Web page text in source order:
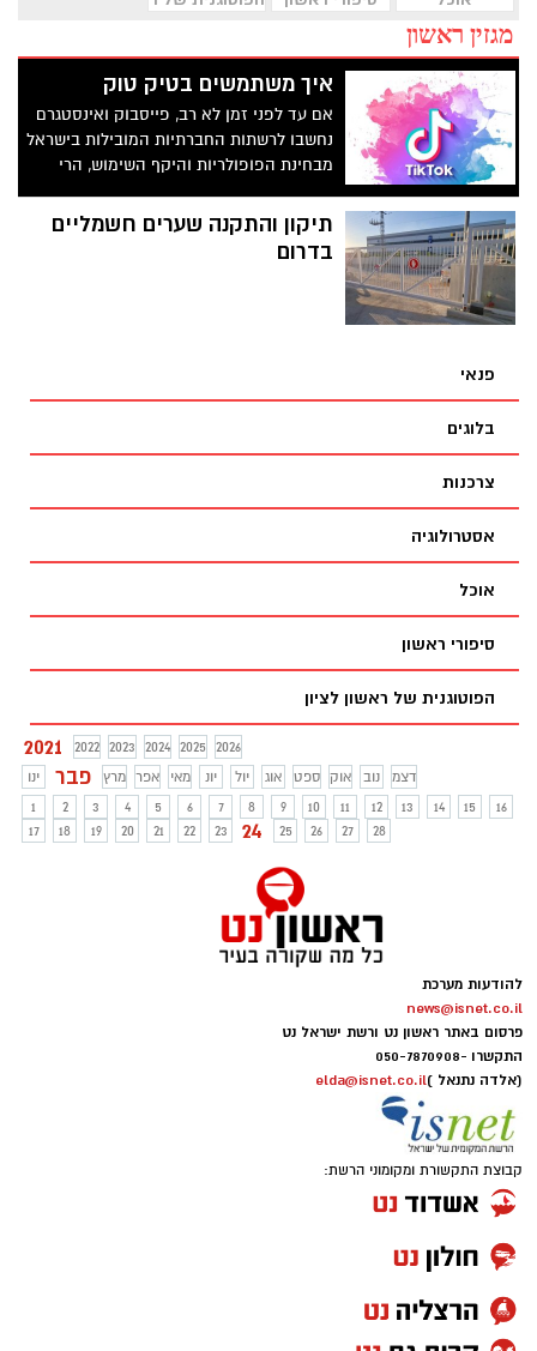
מגזין ראשון
איך משתמשים בטיק טוק
אם עד לפני זמן לא רב, פייסבוק ואינסטגרם
נחשבו לרשתות החברתיות המובילות בישראל
מבחינת הפופולריות והיקף השימוש, הרי
שלהן. בקרב בני הדור הצעיר, השימוש בטיק
טוק הפך להיות רווח בהרבה מאשר השימוש
ברשתות הוותיקות יותר. טיק טוק החלה את
תיקון והתקנה שערים חשמליים
בדרום
פנאי
בלוגים
צרכנות
אסטרולוגיה
אוכל
סיפורי ראשון
הפוטוגנית של ראשון לציון
2021 2022 2023 2024 2025
2026
ינו
פבר מרץ אפר מאי יונ יול אוג ספט אוק נוב
דצמ
1
2 3 4 5 6 7 8 9 10 11 12 13 14 15
16
17
18 19 20 21 22 23 24 25 26 27 28
להודעות מערכת
news@isnet.co.il
פרסום באתר ראשון נט ורשת ישראל נט
התקשרו -050-7870908
(אלדה נתנאל )elda@isnet.co.il
קבוצת התקשורת ומקומוני הרשת: